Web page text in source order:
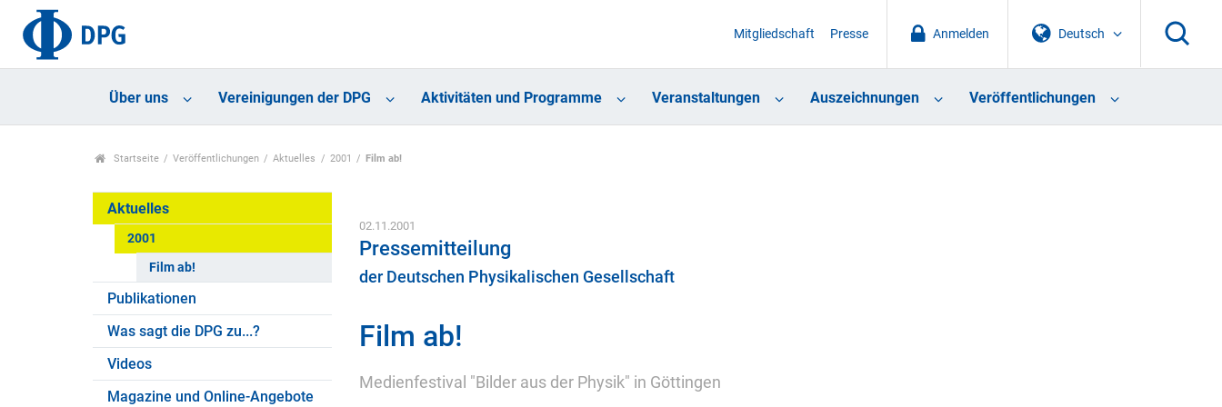
Deutsch
Anmelden
Mitgliedschaft Presse
Über uns Vereinigungen der DPG Aktivitäten und Programme Veranstaltungen Auszeichnungen Veröffentlichungen
Startseite Veröffentlichungen Aktuelles 2001 Film ab!
Aktuelles
2001
Film ab!
Publikationen
Was sagt die DPG zu...?
Videos
Magazine und Online-Angebote
02.11.2001
Pressemitteilung
der Deutschen Physikalischen Gesellschaft
Film ab!
Medienfestival "Bilder aus der Physik" in Göttingen